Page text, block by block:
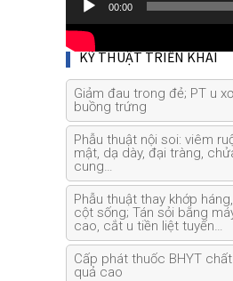
00:00
KỸ THUẬT TRIỂN KHAI
Giảm đau trong đẻ; PT u
buồng trứng
Phẫu thuật nội soi: viêm
mật, dạ dày, đại tràng,
cung…
Phẫu thuật thay khớp
cột sống; Tán sỏi bằng
cao, cắt u tiền liệt tuyến…
Cấp phát thuốc BHYT
quả cao